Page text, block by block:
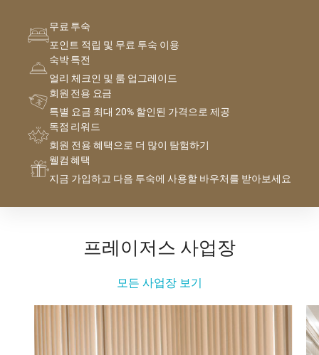
무료 투숙
포인트 적립 및 무료 투숙 이용
숙박 특전
얼리 체크인 및 룸 업그레이드
회원 전용 요금
특별 요금 최대 20% 할인된 가격으로 제공
독점 리워드
회원 전용 혜택으로 더 많이 탐험하기
웰컴 혜택
지금 가입하고 다음 투숙에 사용할 바우처를 받아보세요
프레이저스 사업장
모든 사업장 보기